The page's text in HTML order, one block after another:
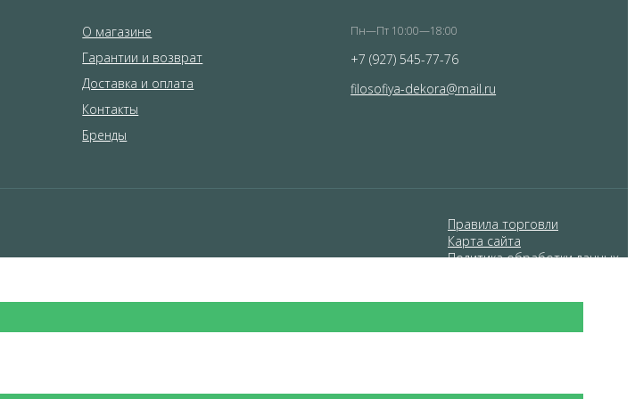
О магазине
Гарантии и возврат
Доставка и оплата
Контакты
Бренды
Пн—Пт 10:00—18:00
+7 (927) 545-77-76
filosofiya-dekora@mail.ru
Правила торговли
Карта сайта
Политика обработки данных